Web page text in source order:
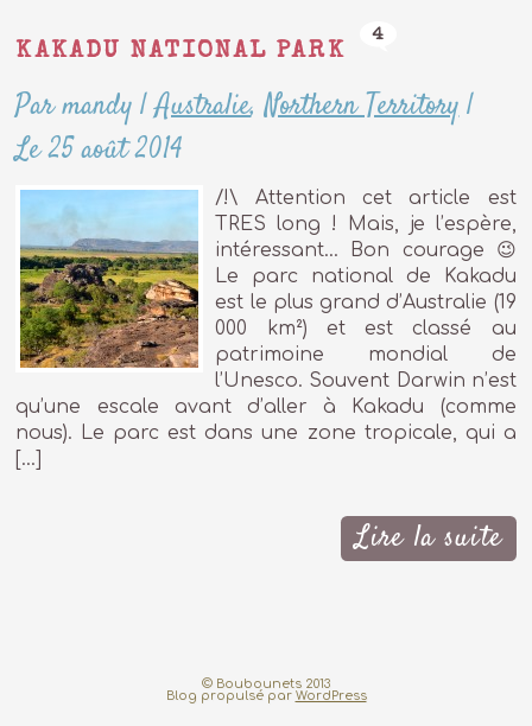
KAKADU NATIONAL PARK
4
Par mandy |Australie,Northern Territory|
Le 25 août 2014
/!\ Attention cet article est
TRES long ! Mais, je l’espère,
intéressant… Bon courage 😉
Le parc national de Kakadu
est le plus grand d’Australie (19
000 km²) et est classé au
patrimoine mondial de
l’Unesco. Souvent Darwin n’est
qu’une escale avant d’aller à Kakadu (comme
nous). Le parc est dans une zone tropicale, qui a
[…]
Lire la suite
© Boubounets 2013
Blog propulsé par WordPress